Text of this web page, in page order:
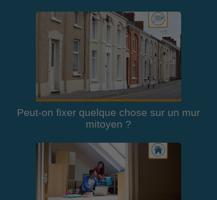
Peut-on fixer quelque chose sur un mur
mitoyen ?